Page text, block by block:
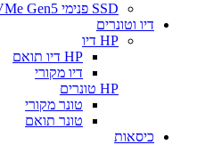
SSD פנימי NVMe Gen5
דיו וטונרים
HP דיו
HP דיו תואם
דיו מקורי
HP טונרים
טונר מקורי
טונר תואם
כיסאות